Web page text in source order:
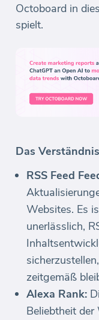
Octoboard in
spielt.
Das
RSS Feed
Websites. Es
unerlässlich,
zeitgemäß
Alexa Rank:
Beliebtheit der